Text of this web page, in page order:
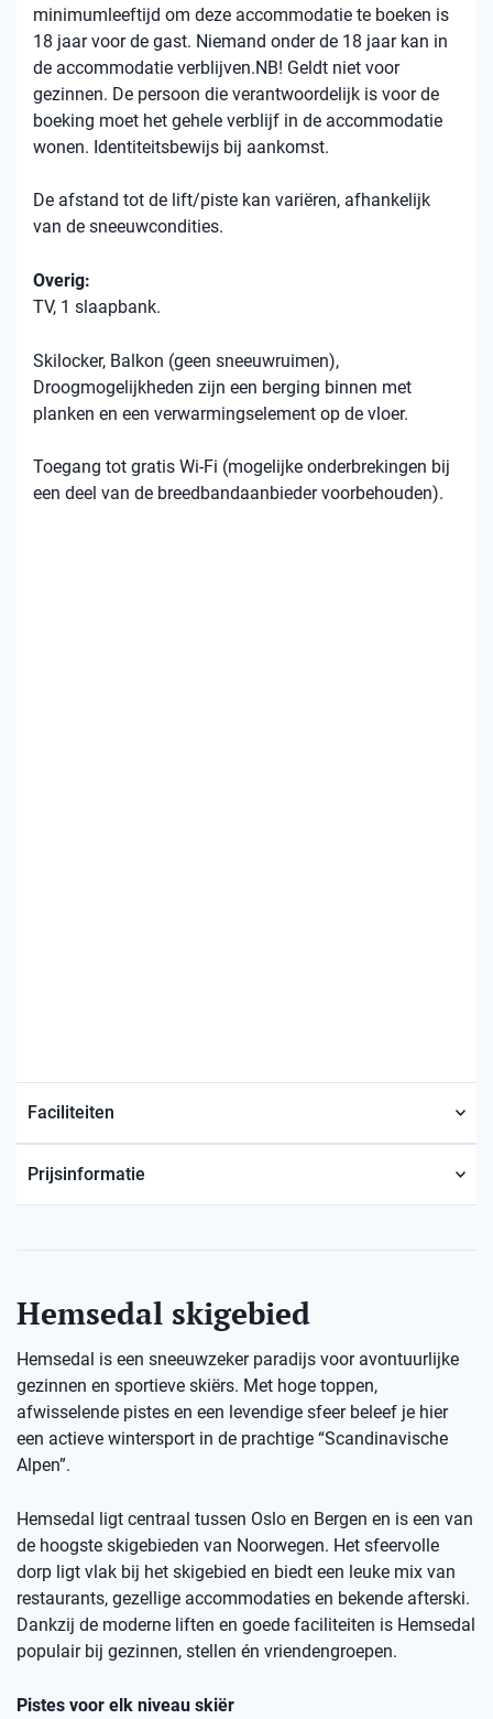
minimumleeftijd om deze accommodatie te boeken is
18 jaar voor de gast. Niemand onder de 18 jaar kan in
de accommodatie verblijven.NB! Geldt niet voor
gezinnen. De persoon die verantwoordelijk is voor de
boeking moet het gehele verblijf in de accommodatie
wonen. Identiteitsbewijs bij aankomst.
De afstand tot de lift/piste kan variëren, afhankelijk
van de sneeuwcondities.
Overig:
TV, 1 slaapbank.
Skilocker, Balkon (geen sneeuwruimen),
Droogmogelijkheden zijn een berging binnen met
planken en een verwarmingselement op de vloer.
Toegang tot gratis Wi-Fi (mogelijke onderbrekingen bij
een deel van de breedbandaanbieder voorbehouden).
Faciliteiten
Prijsinformatie
Hemsedal skigebied
Hemsedal is een sneeuwzeker paradijs voor avontuurlijke
gezinnen en sportieve skiërs. Met hoge toppen,
afwisselende pistes en een levendige sfeer beleef je hier
een actieve wintersport in de prachtige “Scandinavische
Alpen”.
Hemsedal ligt centraal tussen Oslo en Bergen en is een van
de hoogste skigebieden van Noorwegen. Het sfeervolle
dorp ligt vlak bij het skigebied en biedt een leuke mix van
restaurants, gezellige accommodaties en bekende afterski.
Dankzij de moderne liften en goede faciliteiten is Hemsedal
populair bij gezinnen, stellen én vriendengroepen.
Pistes voor elk niveau skiër